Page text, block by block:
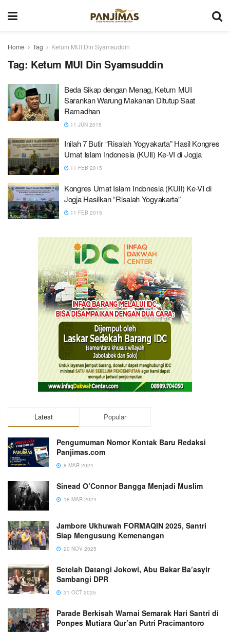
Home Tag Ketum MUI Din Syamsuddin
Tag: Ketum MUI Din Syamsuddin
Beda Sikap dengan Menag, Ketum MUI
Sarankan Warung Makanan Ditutup Saat
Ramadhan
11 JUN 2015
Inilah 7 Butir “Risalah Yogyakarta” Hasil Kongres
Umat Islam Indonesia (KUII) Ke-VI di Jogja
11 FEB 2015
Kongres Umat Islam Indonesia (KUII) Ke-VI di
Jogja Hasilkan “Risalah Yogyakarta”
11 FEB 2015
Latest Popular
Pengumuman Nomor Kontak Baru Redaksi
Panjimas.com
8 MAR 2024
Sinead O’Connor Bangga Menjadi Muslim
18 MAR 2024
Jambore Ukhuwah FORMAQIN 2025, Santri
Siap Mengusung Kemenangan
20 NOV 2025
Setelah Datangi Jokowi, Abu Bakar Ba’asyir
Sambangi DPR
31 OCT 2025
Parade Berkisah Warnai Semarak Hari Santri di
Ponpes Mutiara Qur’an Putri Pracimantoro